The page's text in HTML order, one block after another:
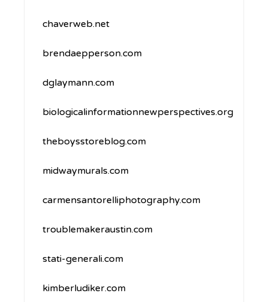
chaverweb.net
brendaepperson.com
dglaymann.com
biologicalinformationnewperspectives.org
theboysstoreblog.com
midwaymurals.com
carmensantorelliphotography.com
troublemakeraustin.com
stati-generali.com
kimberludiker.com